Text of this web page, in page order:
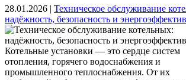
28.01.2026 | Техническое обслуживание
надёжность, безопасность и
Котельные установки — это сердце систем
отопления, горячего водоснабжения и
промышленного теплоснабжения. От их